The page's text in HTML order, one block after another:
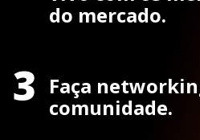
do mercado.
3
Faça
comunidade.